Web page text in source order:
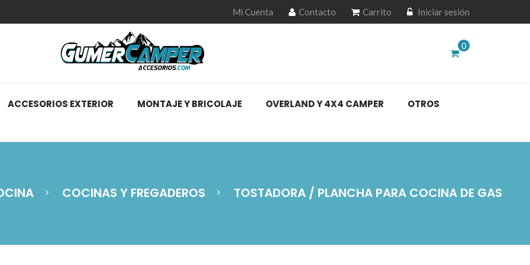
Mi Cuenta Contacto Carrito Iniciar sesión
0
ACCESORIOS EXTERIOR MONTAJE Y BRICOLAJE OVERLAND Y 4X4 CAMPER OTROS
COCINAS Y FREGADEROS TOSTADORA / PLANCHA PARA COCINA DE GAS